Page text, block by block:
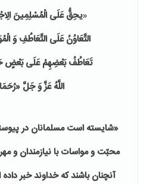
«یحِقُّ عَلَى الْمُسْلِمِینَ
التَّعَاوُنُ عَلَى التَّعَاطُفِ وَ
تَعَاطُفُ بَعْضِهِمْ عَلَى بَعْضٍ
اللَّهُ عَزَّ وَ جَلَّ
«شایسته است مسلمانان در
محبّت و مواسات با نیازمندان و
آنچنان باشند که خداوند خبر